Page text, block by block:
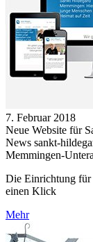
7. Februar 2018
Neue Website für
News sankt-
Memmingen-
Die Einrichtung für
einen Klick
Mehr